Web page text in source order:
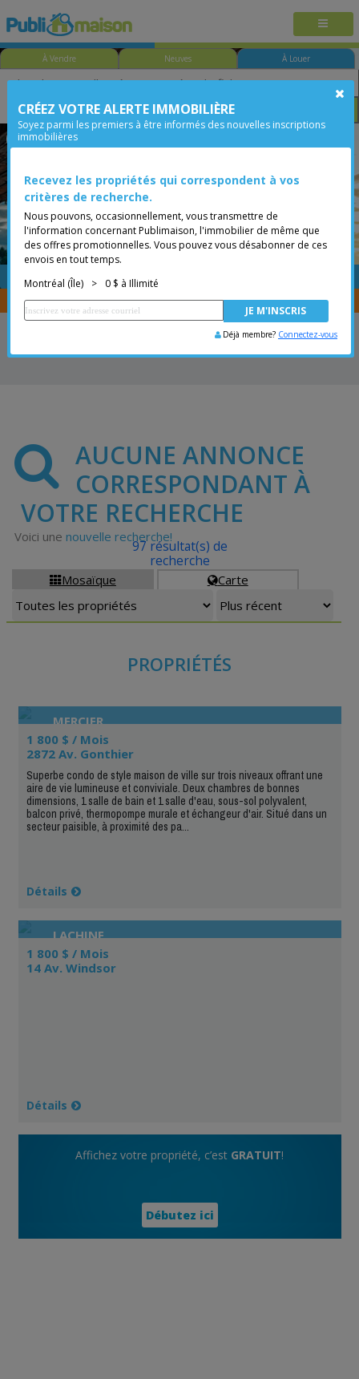
À Vendre Neuves À Louer
Taille Prix
Ville-Marie
Placer une annonce
Vous êtes courtier, transférer vos propriétés avecCENTRIS
AUCUNE ANNONCE
CORRESPONDANT À
VOTRE RECHERCHE
Voici une nouvelle recherche!
Mosaïque Carte
97 résultat(s) de
recherche
PROPRIÉTÉS
MERCIER
1 800 $ / Mois
2872 Av. Gonthier
Superbe condo de style maison de ville sur trois niveaux offrant une
aire de vie lumineuse et conviviale. Deux chambres de bonnes
dimensions, 1 salle de bain et 1 salle d'eau, sous-sol polyvalent,
balcon privé, thermopompe murale et échangeur d'air. Situé dans un
secteur paisible, à proximité des pa...
Détails
LACHINE
1 800 $ / Mois
14 Av. Windsor
Détails
Affichez votre propriété, c’est GRATUIT!
Débutez ici
CRÉEZ VOTRE ALERTE IMMOBILIÈRE
Soyez parmi les premiers à être informés des nouvelles inscriptions
immobilières
Recevez les propriétés qui correspondent à vos
critères de recherche.
Nous pouvons, occasionnellement, vous transmettre de
l'information concernant Publimaison, l'immobilier de même que
des offres promotionnelles. Vous pouvez vous désabonner de ces
envois en tout temps.
Montréal (Île)
> 0 $ à Illimité
Déjà membre? Connectez-vous